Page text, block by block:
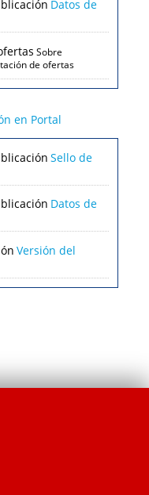
Datos de
Sobre
de ofertas
en Portal
Sello de
Datos de
Versión del